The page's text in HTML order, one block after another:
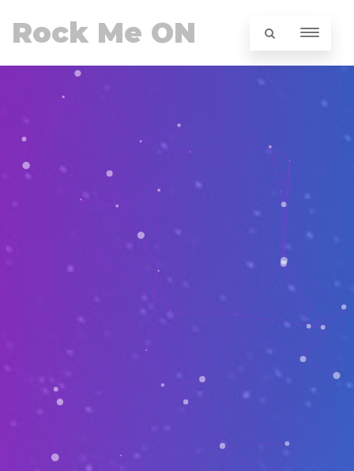
Rock Me ON